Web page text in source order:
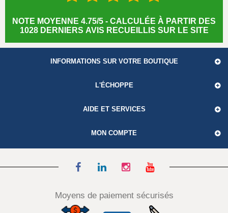
NOTE MOYENNE 4.75/5 - CALCULÉE À PARTIR DES
1028 DERNIERS AVIS RECUEILLIS SUR LE SITE
INFORMATIONS SUR VOTRE BOUTIQUE
L'ÉCHOPPE
AIDE ET SERVICES
MON COMPTE
Moyens de paiement sécurisés